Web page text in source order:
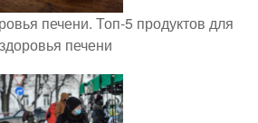
печени. Топ-5 продуктов для
здоровья печени